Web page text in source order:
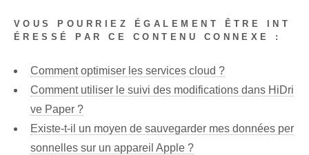
VOUS POURRIEZ ÉGALEMENT ÊTRE INT
ÉRESSÉ PAR CE CONTENU CONNEXE :
Comment optimiser les services cloud ?
Comment utiliser le suivi des modifications dans HiDri
ve Paper ?
Existe-t-il un moyen de sauvegarder mes données per
sonnelles sur un appareil Apple ?